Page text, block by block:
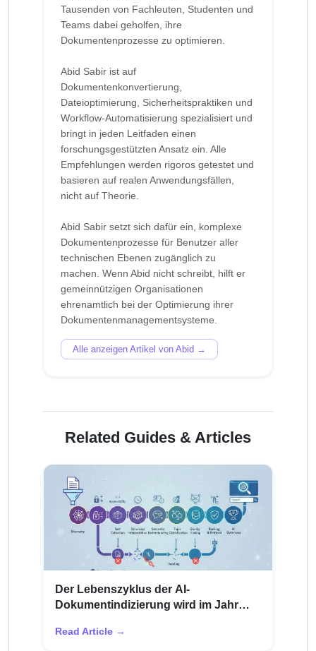
Tausenden von Fachleuten, Studenten und
Teams dabei geholfen, ihre
Dokumentenprozesse zu optimieren.
Abid Sabir ist auf
Dokumentenkonvertierung,
Dateioptimierung, Sicherheitspraktiken und
Workflow-Automatisierung spezialisiert und
bringt in jeden Leitfaden einen
forschungsgestützten Ansatz ein. Alle
Empfehlungen werden rigoros getestet und
basieren auf realen Anwendungsfällen,
nicht auf Theorie.
Abid Sabir setzt sich dafür ein, komplexe
Dokumentenprozesse für Benutzer aller
technischen Ebenen zugänglich zu
machen. Wenn Abid nicht schreibt, hilft er
gemeinnützigen Organisationen
ehrenamtlich bei der Optimierung ihrer
Alle anzeigen Artikel von Abid →
Related Guides & Articles
Der Lebenszyklus der AI-
Dokumentindizierung wird im Jahr
Read Article →